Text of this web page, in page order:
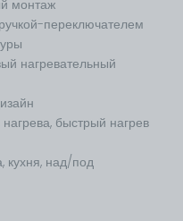
монтаж
переключателем
нагревательный
быстрый нагрев
кухня, над/под